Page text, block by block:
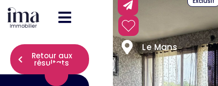
Retour aux
résultats
Le Mans